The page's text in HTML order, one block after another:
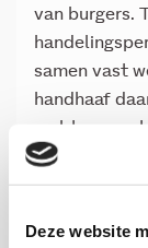
Deze website
van burgers.
samen vast
handhaaf
ambtenaren
kunnen
Het melden
daders . De